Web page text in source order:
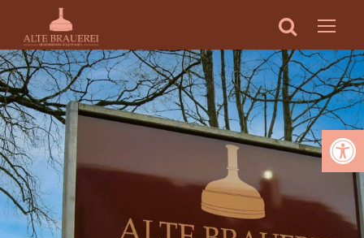
Werkzeugleiste öffnen